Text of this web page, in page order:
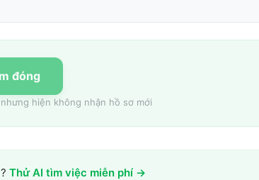
đóng
hiện không nhận hồ sơ mới
Thử AI tìm việc miễn phí →